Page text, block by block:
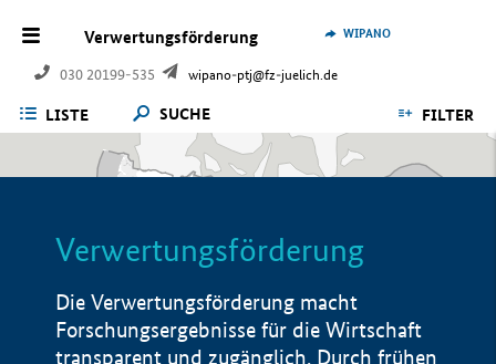
Verwertungsförderung
030 20199-535 wipano-ptj@fz-juelich.de
WIPANO
LISTE SUCHE FILTER
Verwertungsförderung
Die Verwertungsförderung macht
Forschungsergebnisse für die Wirtschaft
transparent und zugänglich. Durch frühen